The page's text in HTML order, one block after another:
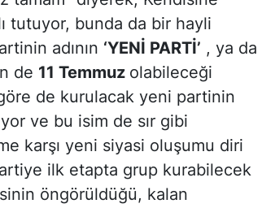
tutuyor, bunda da bir hayli
adının ‘YENİ PARTİ’ , ya da
de 11 Temmuz olabileceği
de kurulacak yeni partinin
ve bu isim de sır gibi
karşı yeni siyasi oluşumu diri
ilk etapta grup kurabilecek
öngörüldüğü, kalan